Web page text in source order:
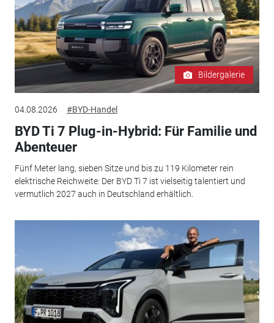
Bildergalerie
04.08.2026 #BYD-Handel
BYD Ti 7 Plug-in-Hybrid: Für Familie und
Abenteuer
Fünf Meter lang, sieben Sitze und bis zu 119 Kilometer rein
elektrische Reichweite: Der BYD Ti 7 ist vielseitig talentiert und
vermutlich 2027 auch in Deutschland erhältlich.